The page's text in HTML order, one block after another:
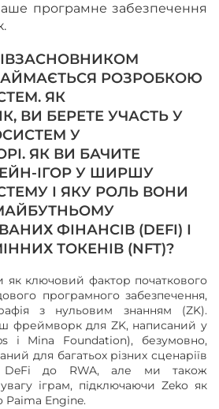
програмне забезпечення
ЗАЙМАЄТЬСЯ РОЗРОБКОЮ
ЯК
ВИ БЕРЕТЕ УЧАСТЬ У
У
ЯК ВИ БАЧИТЕ
ІГОР У ШИРШУ
І ЯКУ РОЛЬ ВОНИ
ФІНАНСІВ (DEFI) І
ТОКЕНІВ (NFT)?
як ключовий фактор початкового
програмного забезпечення,
з нульовим знанням (ZK).
фреймворк для ZK, написаний у
і Mina Foundation), безумовно,
для багатьох різних сценаріїв
DeFi до RWA, але ми також
іграм, підключаючи Zeko як
Paima Engine.